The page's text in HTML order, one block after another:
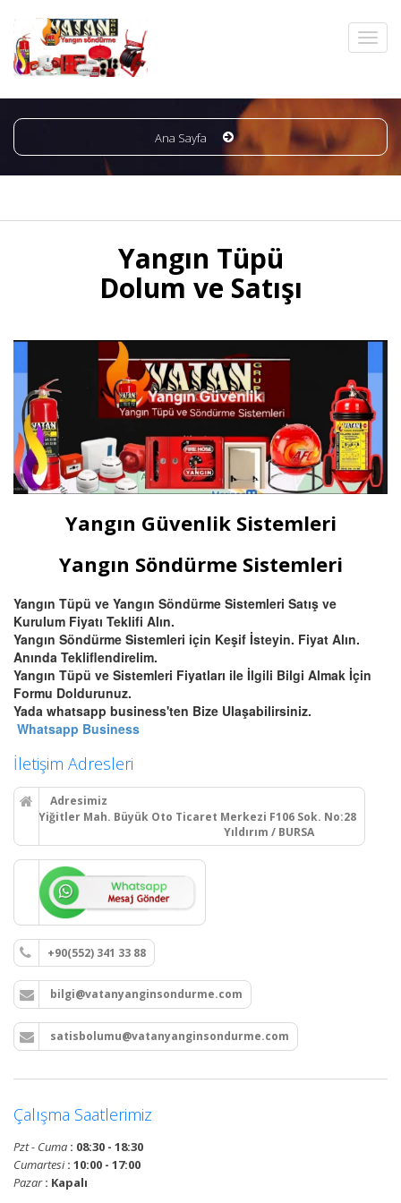
Ana Sayfa
Yangın Tüpü
Dolum ve Satışı
Yangın Güvenlik Sistemleri
Yangın Söndürme Sistemleri
Yangın Tüpü ve Yangın Söndürme Sistemleri Satış ve
Kurulum Fiyatı Teklifi Alın.
Yangın Söndürme Sistemleri için Keşif İsteyin. Fiyat Alın.
Anında Tekliflendirelim.
Yangın Tüpü ve Sistemleri Fiyatları ile İlgili Bilgi Almak İçin
Formu Doldurunuz.
Yada whatsapp business'ten Bize Ulaşabilirsiniz.
Whatsapp Business
İletişim Adresleri
Adresimiz
Yiğitler Mah. Büyük Oto Ticaret Merkezi F106 Sok. No:28
Yıldırım / BURSA
+90(552) 341 33 88
bilgi@vatanyanginsondurme.com
satisbolumu@vatanyanginsondurme.com
Çalışma Saatlerimiz
Pzt - Cuma : 08:30 - 18:30
Cumartesi: 10:00 - 17:00
Pazar: Kapalı